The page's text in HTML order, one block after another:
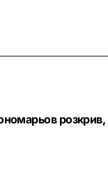
розкрив,